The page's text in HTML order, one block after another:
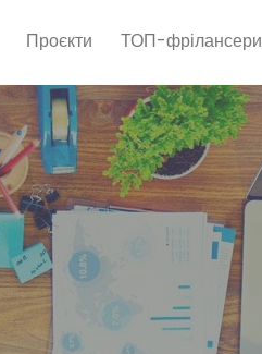
Проєкти ТОП-фрілансери